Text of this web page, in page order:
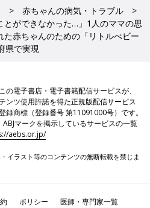
赤ちゃんの病気・トラブル
とができなかった…」1人のママの思
赤ちゃんのための「リトルべビー
県で実現
の電子書店・電子書籍配信サービスが、
ンツ使用許諾を得た正規版配信サービス
録商標（登録番号 第11091000号）です。
ABJマークを掲示しているサービスの一覧
aebs.or.jp/
イラスト等のコンテンツの無断転載を禁じま
ポリシー 医師・専門家一覧